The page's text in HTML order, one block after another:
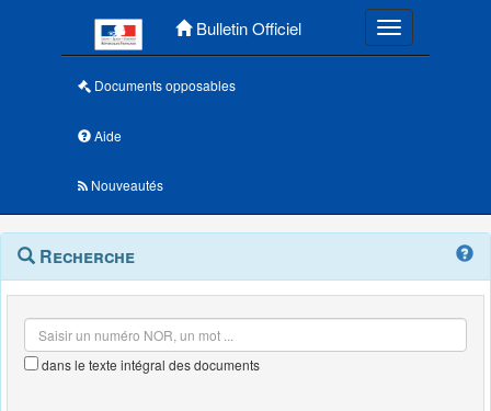
Bulletin Officiel Toggle
Documents opposables
Aide
Nouveautés
Navigation
outils
Menu
contextuel
Recherche
dans le texte intégral des documents